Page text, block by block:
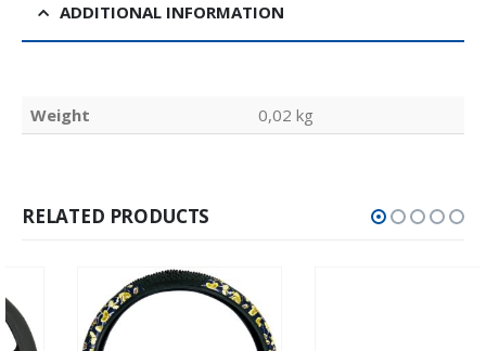
ADDITIONAL INFORMATION
Weight 0,02 kg
RELATED PRODUCTS